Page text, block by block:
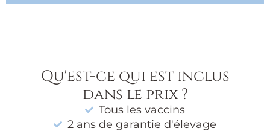
Qu'est-ce qui est inclus
dans le prix ?
Tous les vaccins
2 ans de garantie d'élevage